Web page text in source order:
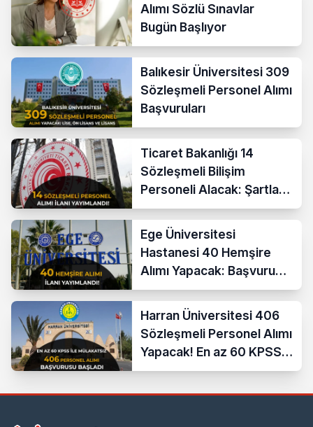
Alımı Sözlü Sınavlar
Bugün Başlıyor
Balıkesir Üniversitesi 309
Sözleşmeli Personel Alımı
Başvuruları
Ticaret Bakanlığı 14
Sözleşmeli Bilişim
Personeli Alacak: Şartlar
ve Ücretler
Ege Üniversitesi
Hastanesi 40 Hemşire
Alımı Yapacak: Başvuru
Şartları ve KPSS Puanı
Harran Üniversitesi 406
Sözleşmeli Personel Alımı
Yapacak! En az 60 KPSS
ve Lise